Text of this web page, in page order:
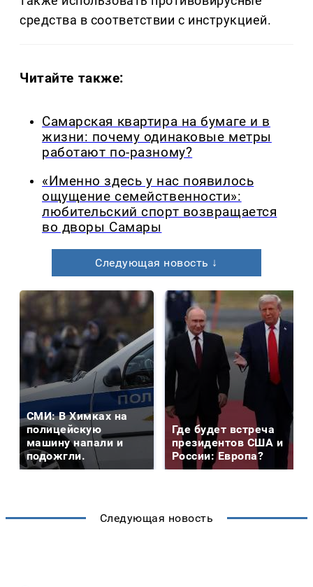
средства в соответствии с инструкцией.
Читайте также:
Самарская квартира на бумаге и в
жизни: почему одинаковые метры
работают по-разному?
«Именно здесь у нас появилось
ощущение семейственности»:
любительский спорт возвращается
во дворы Самары
Следующая новость ↓
СМИ: В Химках на
полицейскую
машину напали и
подожгли.
Где будет встреча
президентов США и
России: Европа?
Следующая новость